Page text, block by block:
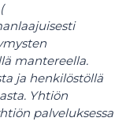
(
mantereella.
ja henkilöstöllä
Yhtiön
palveluksessa